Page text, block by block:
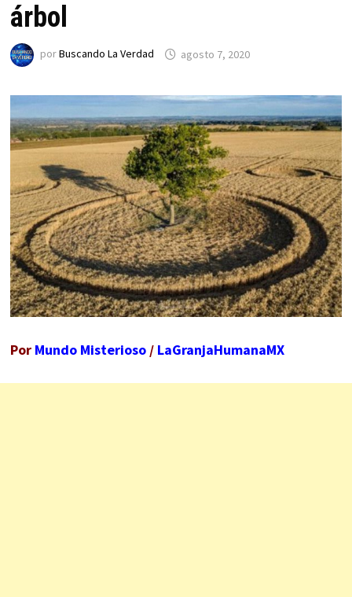
árbol
porBuscando La Verdad agosto 7, 2020
Por Mundo Misterioso/ LaGranjaHumanaMX